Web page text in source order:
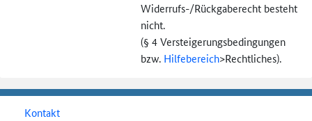
Widerrufs-/Rückgaberecht besteht
nicht.
(§ 4 Versteigerungs­bedingungen
bzw. Hilfebereich>Rechtliches).
Kontakt